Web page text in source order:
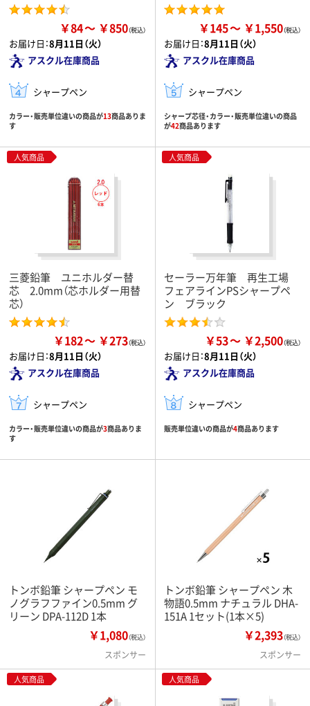
￥84 ￥850
お届け日：8月11日（火）
アスクル在庫商品
シャープペン
カラー・販売単位違いの商品が13商品ありま
す
￥145 ￥1,550
お届け日：8月11日（火）
アスクル在庫商品
シャープペン
シャープ芯径・カラー・販売単位違いの商品
が42商品あります
人気商品
三菱鉛筆 ユニホルダー替
芯 2.0mm（芯ホルダー用替
芯）
￥182 ￥273
お届け日：8月11日（火）
アスクル在庫商品
シャープペン
カラー・販売単位違いの商品が3商品ありま
す
人気商品
セーラー万年筆 再生工場
フェアラインPSシャープペ
ン ブラック
￥53 ￥2,500
お届け日：8月11日（火）
アスクル在庫商品
シャープペン
販売単位違いの商品が4商品あります
トンボ鉛筆 シャープペン モ
ノグラフファイン0.5mm グ
リーン DPA-112D 1本
￥1,080（税込）
スポンサー
トンボ鉛筆 シャープペン 木
物語0.5mm ナチュラル DHA-
151A 1セット(1本×5)
￥2,393（税込）
スポンサー
人気商品 人気商品